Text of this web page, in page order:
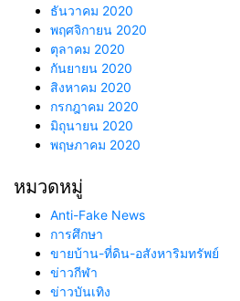
ธันวาคม 2020
พฤศจิกายน 2020
ตุลาคม 2020
กันยายน 2020
สิงหาคม 2020
กรกฎาคม 2020
มิถุนายน 2020
พฤษภาคม 2020
หมวดหมู่
Anti-Fake News
การศึกษา
ขายบ้าน-ที่ดิน-อสังหาริมทรัพย์
ข่าวกีฬา
ข่าวบันเทิง